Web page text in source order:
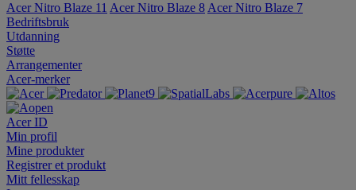
Acer Nitro Blaze 11 Acer Nitro Blaze 8 Acer Nitro Blaze 7
Bedriftsbruk
Utdanning
Støtte
Arrangementer
Acer-merker
Acer ID
Min profil
Mine produkter
Registrer et produkt
Mitt fellesskap